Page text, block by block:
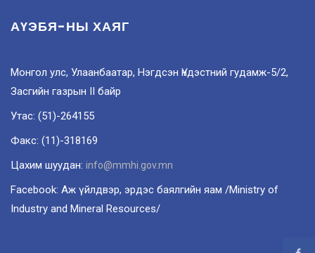
АҮЭБЯ-НЫ ХАЯГ
Монгол улс, Улаанбаатар, Нэгдсэн Үндэстний гудамж-5/2,
Засгийн газрын II байр
Утас: (51)-264155
Факс: (11)-318169
Цахим шуудан: info@mmhi.gov.mn
Facebook: Аж үйлдвэр, эрдэс баялгийн яам /Ministry of
Industry and Mineral Resources/